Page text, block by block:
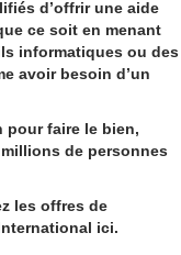
d’offrir une aide
ce soit en menant
informatiques ou des
avoir besoin d’un
faire le bien,
de personnes
les offres de
ici.